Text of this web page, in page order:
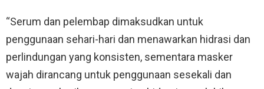
“Serum dan pelembap dimaksudkan untuk
penggunaan sehari-hari dan menawarkan hidrasi dan
perlindungan yang konsisten, sementara masker
wajah dirancang untuk penggunaan sesekali dan